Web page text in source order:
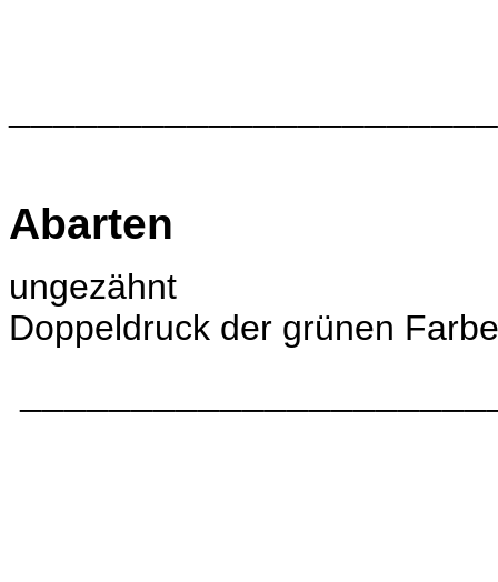
Abarten
ungezähnt
Doppeldruck der grünen Farbe